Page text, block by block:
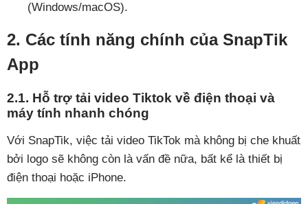
(Windows/macOS).
2. Các tính năng chính của SnapTik
App
2.1. Hỗ trợ tải video Tiktok về điện thoại và
máy tính nhanh chóng
Với SnapTik, việc tải video TikTok mà không bị che khuất
bởi logo sẽ không còn là vấn đề nữa, bất kể là thiết bị
điện thoại hoặc iPhone.